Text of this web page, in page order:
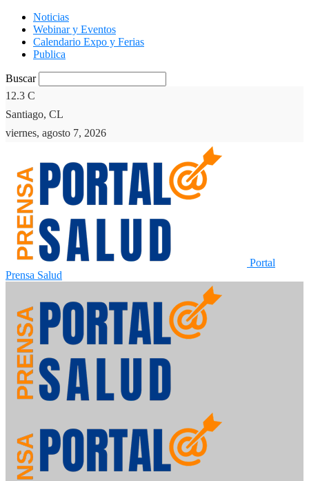
Noticias
Webinar y Eventos
Calendario Expo y Ferias
Publica
Buscar
12.3 C
Santiago, CL
viernes, agosto 7, 2026
Portal
Prensa Salud